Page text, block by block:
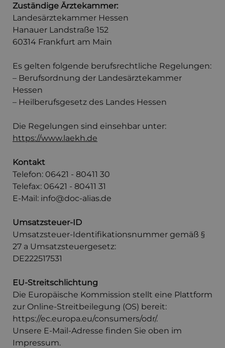
Zuständige Ärztekammer:
Landesärztekammer Hessen
Hanauer Landstraße 152
60314 Frankfurt am Main
Es gelten folgende berufsrechtliche Regelungen:
– Berufsordnung der Landesärztekammer
Hessen
– Heilberufsgesetz des Landes Hessen
Die Regelungen sind einsehbar unter:
https://www.laekh.de
Kontakt
Telefon: 06421 - 80411 30
Telefax: 06421 - 80411 31
E-Mail: info@doc-alias.de
Umsatzsteuer-ID
Umsatzsteuer-Identifikationsnummer gemäß §
27 a Umsatzsteuergesetz:
DE222517531
EU-Streitschlichtung
Die Europäische Kommission stellt eine Plattform
zur Online-Streitbeilegung (OS) bereit:
https://ec.europa.eu/consumers/odr/.
Unsere E-Mail-Adresse finden Sie oben im
Impressum.